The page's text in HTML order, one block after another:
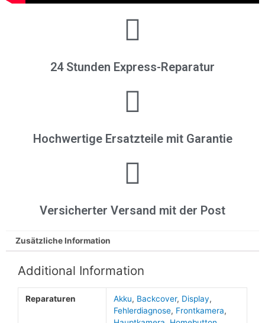
24 Stunden Express-Reparatur
Hochwertige Ersatzteile mit Garantie
Versicherter Versand mit der Post
Zusätzliche Information
Additional Information
Reparaturen Akku, Backcover, Display,
Fehlerdiagnose, Frontkamera,